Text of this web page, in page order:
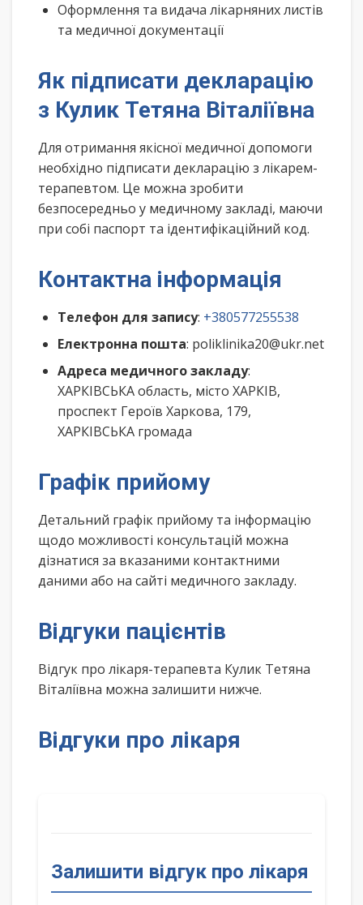
Оформлення та видача лікарняних листів
та медичної документації
Як підписати декларацію
з Кулик Тетяна Віталіївна
Для отримання якісної медичної допомоги
необхідно підписати декларацію з лікарем-
терапевтом. Це можна зробити
безпосередньо у медичному закладі, маючи
при собі паспорт та ідентифікаційний код.
Контактна інформація
Телефон для запису: +380577255538
Електронна пошта: poliklinika20@ukr.net
Адреса медичного закладу:
ХАРКІВСЬКА область, місто ХАРКІВ,
проспект Героїв Харкова, 179,
ХАРКІВСЬКА громада
Графік прийому
Детальний графік прийому та інформацію
щодо можливості консультацій можна
дізнатися за вказаними контактними
даними або на сайті медичного закладу.
Відгуки пацієнтів
Відгук про лікаря-терапевта Кулик Тетяна
Віталіївна можна залишити нижче.
Відгуки про лікаря
Залишити відгук про лікаря